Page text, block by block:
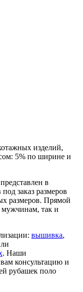
изделий,
5% по ширине и
в
заказ размеров
размеров. Прямой
мужчинам, так и
вышивка,
. Наши
консультацию и
рубашек поло